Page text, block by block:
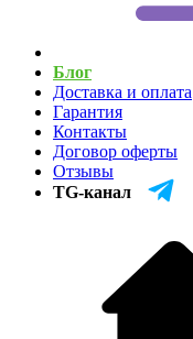
Блог
Доставка и оплата
Гарантия
Контакты
Договор оферты
Отзывы
TG-канал